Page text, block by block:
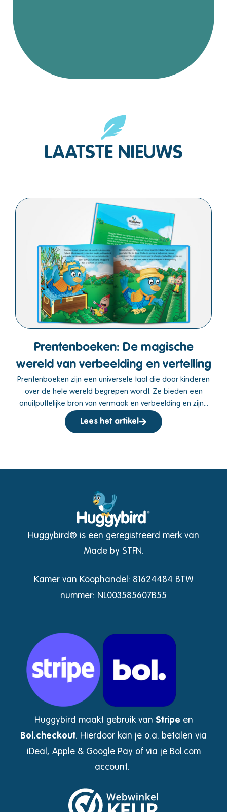
LAATSTE NIEUWS
Prentenboeken: De magische
wereld van verbeelding en vertelling
Prentenboeken zijn een universele taal die door kinderen
over de hele wereld begrepen wordt. Ze bieden een
onuitputtelijke bron van vermaak en verbeelding en zijn...
Lees het artikel
Huggybird® is een geregistreerd merk van
Made by STFN.
Kamer van Koophandel: 81624484 BTW
nummer: NL003585607B55
Huggybird maakt gebruik van Stripe en
Bol.checkout. Hierdoor kan je o.a. betalen via
iDeal, Apple & Google Pay of via je Bol.com
account.